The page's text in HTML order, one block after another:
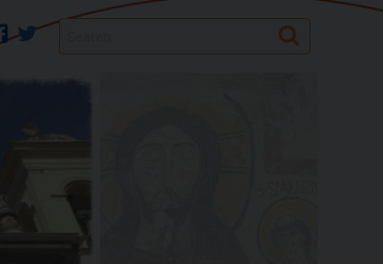
twitter
facebook Search